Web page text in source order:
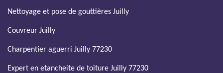
Nettoyage et pose de gouttières Juilly
Couvreur Juilly
Charpentier aguerri Juilly 77230
Expert en etancheite de toiture Juilly 77230